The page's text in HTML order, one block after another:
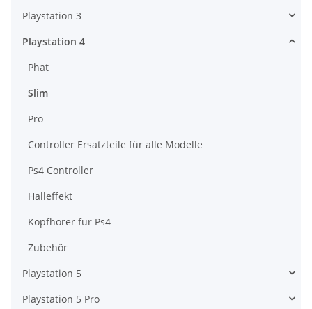
Playstation 3
Playstation 4
Phat
Slim
Pro
Controller Ersatzteile für alle Modelle
Ps4 Controller
Halleffekt
Kopfhörer für Ps4
Zubehör
Playstation 5
Playstation 5 Pro